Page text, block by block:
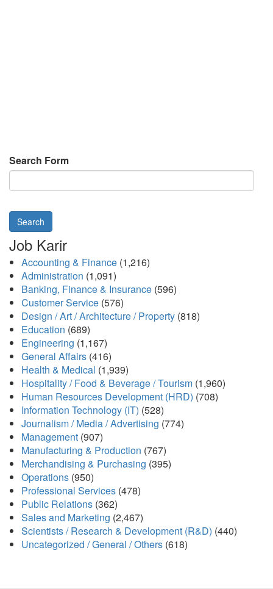
Search Form
Search
Job Karir
Accounting & Finance (1,216)
Administration (1,091)
Banking, Finance & Insurance (596)
Customer Service (576)
Design / Art / Architecture / Property (818)
Education (689)
Engineering (1,167)
General Affairs (416)
Health & Medical (1,939)
Hospitality / Food & Beverage / Tourism (1,960)
Human Resources Development (HRD) (708)
Information Technology (IT) (528)
Journalism / Media / Advertising (774)
Management (907)
Manufacturing & Production (767)
Merchandising & Purchasing (395)
Operations (950)
Professional Services (478)
Public Relations (362)
Sales and Marketing (2,467)
Scientists / Research & Development (R&D) (440)
Uncategorized / General / Others (618)